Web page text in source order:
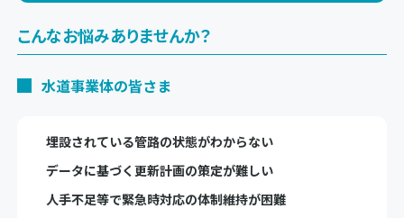
こんなお悩みありませんか？
水道事業体の皆さま
埋設されている管路の状態がわからない
データに基づく更新計画の策定が難しい
人手不足等で緊急時対応の体制維持が困難